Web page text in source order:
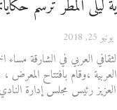
ليلى المطر ترسم
يونيو 25, 2018
،وقام بافتتاح المعرض ،
رئيس مجلس إدارة